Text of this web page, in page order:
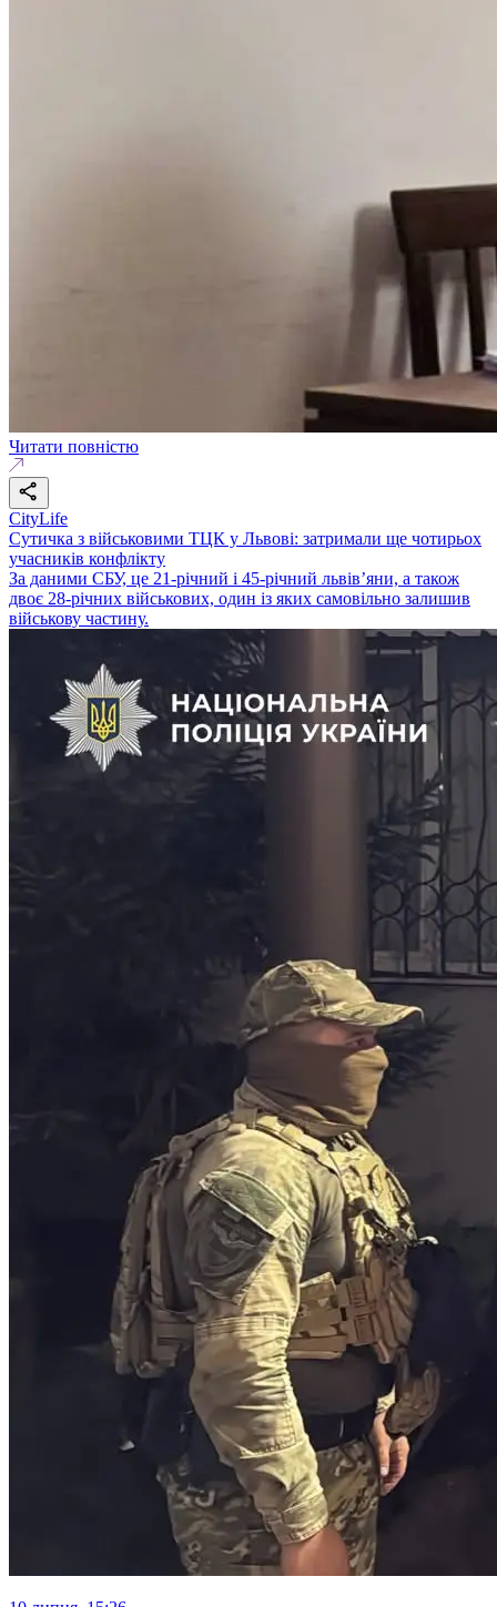
Читати повністю
CityLife
Сутичка з військовими ТЦК у Львові: затримали ще чотирьох
учасників конфлікту
За даними СБУ, це 21-річний і 45-річний львів’яни, а також
двоє 28-річних військових, один із яких самовільно залишив
військову частину.